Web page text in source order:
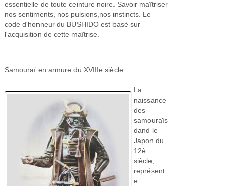
essentielle de toute ceinture noire. Savoir maîtriser
nos sentiments, nos pulsions,nos instincts. Le
code d'honneur du BUSHIDO est basé sur
l'acquisition de cette maîtrise.
Samouraï en armure du XVIIIe siècle
La
naissance
des
samouraïs
dand le
Japon du
12è
siècle,
représent
e